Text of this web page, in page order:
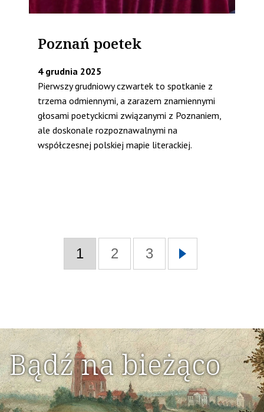
Poznań poetek
4 grudnia 2025
Pierwszy grudniowy czwartek to spotkanie z
trzema odmiennymi, a zarazem znamiennymi
głosami poetyckicmi związanymi z Poznaniem,
ale doskonale rozpoznawalnymi na
współczesnej polskiej mapie literackiej.
1 2 3
Bądź na bieżąco